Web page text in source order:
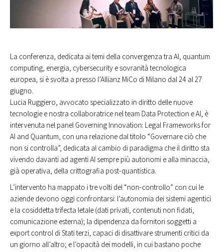
La conferenza, dedicata ai temi della convergenza tra AI, quantum
computing, energia, cybersecurity e sovranità tecnologica
europea, si è svolta a presso l’Allianz MiCo di Milano dal 24 al 27
giugno.
Lucia Ruggiero, avvocato specializzato in diritto delle nuove
tecnologie e nostra collaboratrice nel team Data Protection e AI, è
intervenuta nel panel Governing Innovation: Legal Frameworks for
AI and Quantum, con una relazione dal titolo “Governare ciò che
non si controlla”, dedicata al cambio di paradigma che il diritto sta
vivendo davanti ad agenti AI sempre più autonomi e alla minaccia,
già operativa, della crittografia post-quantistica.
L’intervento ha mappato i tre volti del “non-controllo” con cui le
aziende devono oggi confrontarsi: l’autonomia dei sistemi agentici
e la cosiddetta trifecta letale (dati privati, contenuti non fidati,
comunicazione esterna); la dipendenza da fornitori soggetti a
export control di Stati terzi, capaci di disattivare strumenti critici da
un giorno all’altro; e l’opacità dei modelli, in cui bastano poche